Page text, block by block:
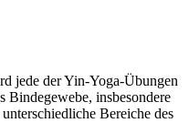
jede der Yin-Yoga-Übungen
Bindegewebe, insbesondere
Bereiche des